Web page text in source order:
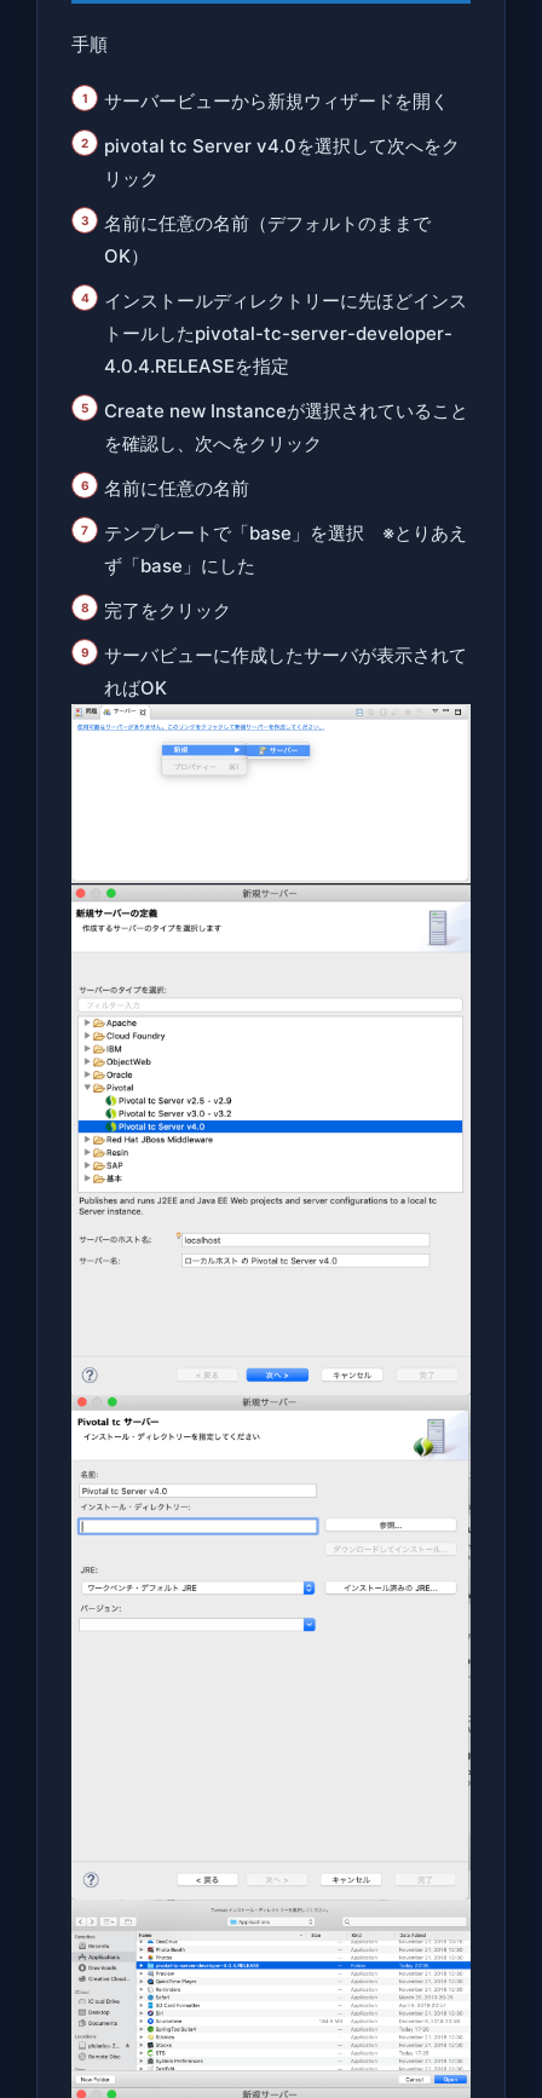
手順
サーバービューから新規ウィザードを開く
pivotal tc Server v4.0を選択して次へをク
リック
名前に任意の名前（デフォルトのままで
OK）
インストールディレクトリーに先ほどインス
トールしたpivotal-tc-server-developer-
4.0.4.RELEASEを指定
Create new Instanceが選択されていること
を確認し、次へをクリック
名前に任意の名前
テンプレートで「base」を選択 ※とりあえ
ず「base」にした
完了をクリック
サーバビューに作成したサーバが表示されて
ればOK